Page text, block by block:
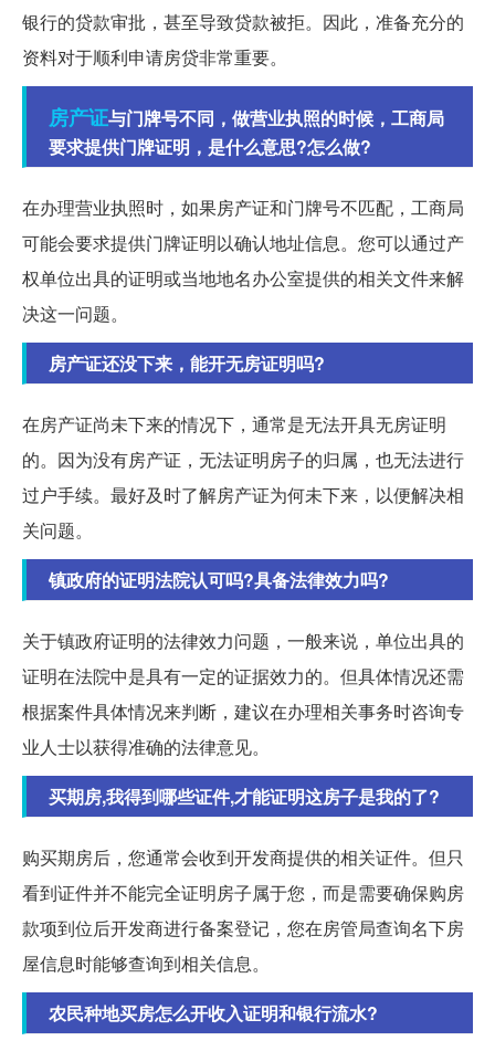
银行的贷款审批，甚至导致贷款被拒。因此，准备充分的
资料对于顺利申请房贷非常重要。
房产证与门牌号不同，做营业执照的时候，工商局
要求提供门牌证明，是什么意思?怎么做?
在办理营业执照时，如果房产证和门牌号不匹配，工商局
可能会要求提供门牌证明以确认地址信息。您可以通过产
权单位出具的证明或当地地名办公室提供的相关文件来解
决这一问题。
房产证还没下来，能开无房证明吗?
在房产证尚未下来的情况下，通常是无法开具无房证明
的。因为没有房产证，无法证明房子的归属，也无法进行
过户手续。最好及时了解房产证为何未下来，以便解决相
关问题。
镇政府的证明法院认可吗?具备法律效力吗?
关于镇政府证明的法律效力问题，一般来说，单位出具的
证明在法院中是具有一定的证据效力的。但具体情况还需
根据案件具体情况来判断，建议在办理相关事务时咨询专
业人士以获得准确的法律意见。
买期房,我得到哪些证件,才能证明这房子是我的了?
购买期房后，您通常会收到开发商提供的相关证件。但只
看到证件并不能完全证明房子属于您，而是需要确保购房
款项到位后开发商进行备案登记，您在房管局查询名下房
屋信息时能够查询到相关信息。
农民种地买房怎么开收入证明和银行流水?